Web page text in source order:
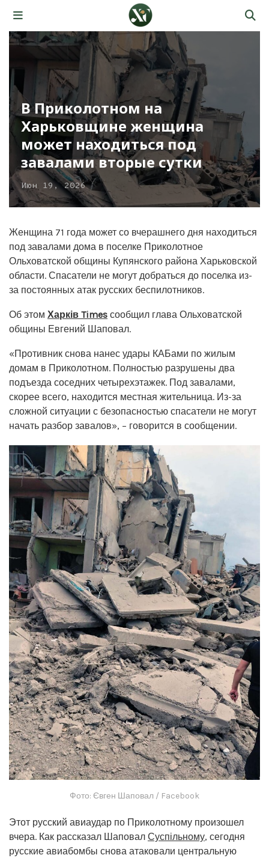
В Приколотном на
Харьковщине женщина
может находиться под
завалами вторые сутки
Июн 19, 2026
Женщина 71 года может со вчерашнего дня находиться
под завалами дома в поселке Приколотное
Ольховатской общины Купянского района Харьковской
области. Спасатели не могут добраться до поселка из-
за постоянных атак русских беспилотников.
Об этом Харків Times сообщил глава Ольховатской
общины Евгений Шаповал.
«Противник снова нанес удары КАБами по жилым
домам в Приколотном. Полностью разрушены два
подъезда соседних четырехэтажек. Под завалами,
скорее всего, находится местная жительница. Из-за
сложной ситуации с безопасностью спасатели не могут
начать разбор завалов», – говорится в сообщении.
Фото: Євген Шаповал / Facebook
Этот русский авиаудар по Приколотному произошел
вчера. Как рассказал Шаповал Суспільному, сегодня
русские авиабомбы снова атаковали центральную